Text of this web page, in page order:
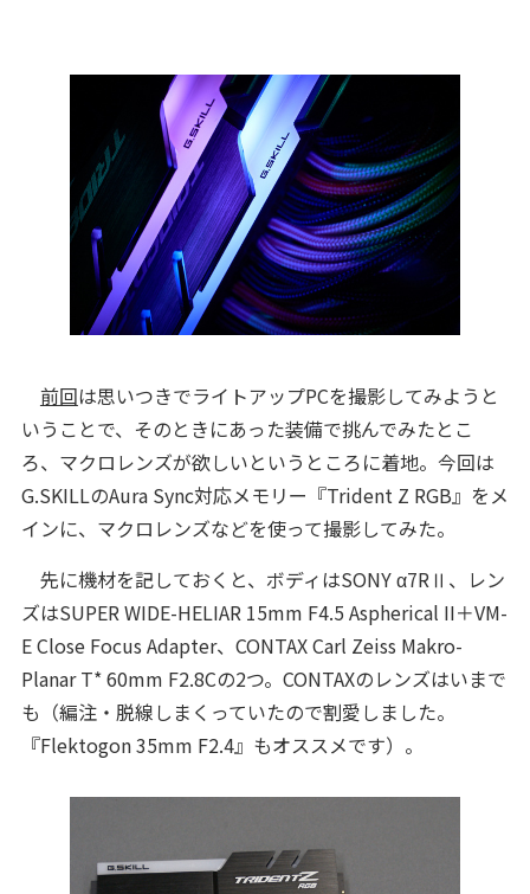
前回は思いつきでライトアップPCを撮影してみようと
いうことで、そのときにあった装備で挑んでみたとこ
ろ、マクロレンズが欲しいというところに着地。今回は
G.SKILLのAura Sync対応メモリー『Trident Z RGB』をメ
インに、マクロレンズなどを使って撮影してみた。
先に機材を記しておくと、ボディはSONY α7RⅡ、レン
ズはSUPER WIDE-HELIAR 15mm F4.5 Aspherical II＋VM-
E Close Focus Adapter、CONTAX Carl Zeiss Makro-
Planar T* 60mm F2.8Cの2つ。CONTAXのレンズはいまで
も（編注・脱線しまくっていたので割愛しました。
『Flektogon 35mm F2.4』もオススメです）。